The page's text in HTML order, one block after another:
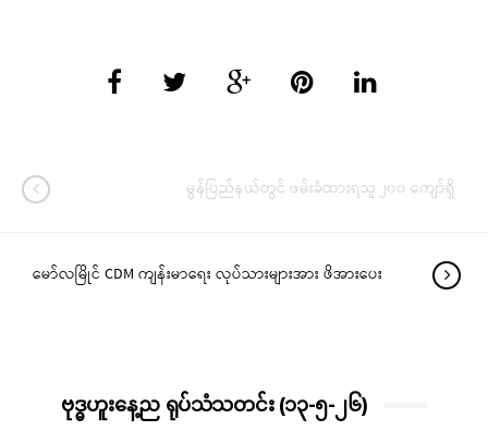
မွန်ပြည်နယ်တွင် ဖမ်းခံထားရသူ ၂၀၀ ကျော်ရှိ
မော်လမြိုင် CDM ကျန်းမာရေး လုပ်သားများအား ဖိအားပေး
ဗုဒ္ဓဟူးနေ့ည ရုပ်သံသတင်း (၁၃-၅-၂၆)